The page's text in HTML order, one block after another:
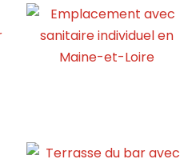
de Saumur
Emplacement avec sanitaire
vin en camping
Terrasse du bar avec vue sur